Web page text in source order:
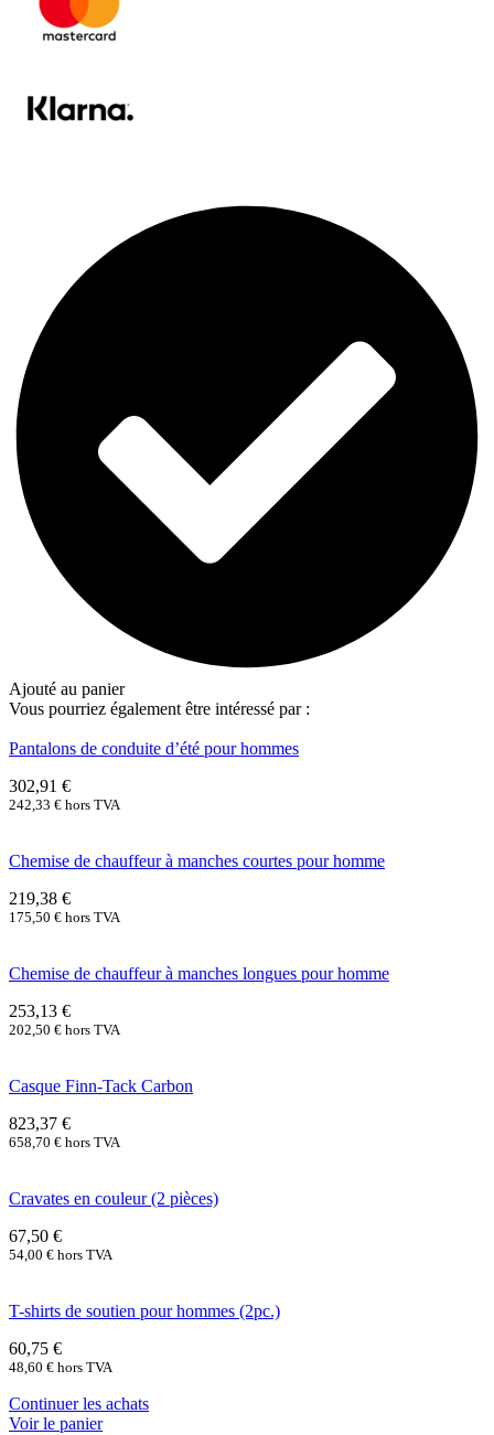
Ajouté au panier
Vous pourriez également être intéressé par :
Pantalons de conduite d’été pour hommes
302,91 €
242,33 € hors TVA
Chemise de chauffeur à manches courtes pour homme
219,38 €
175,50 € hors TVA
Chemise de chauffeur à manches longues pour homme
253,13 €
202,50 € hors TVA
Casque Finn-Tack Carbon
823,37 €
658,70 € hors TVA
Cravates en couleur (2 pièces)
67,50 €
54,00 € hors TVA
T-shirts de soutien pour hommes (2pc.)
60,75 €
48,60 € hors TVA
Continuer les achats
Voir le panier